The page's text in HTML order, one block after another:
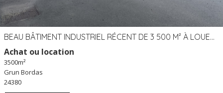
BEAU BÂTIMENT INDUSTRIEL RÉCENT DE 3 500 M² À LOUER OU VENDRE PROCHE PÉRIGUEUX (24)
Achat ou location
3500m²
Grun Bordas
24380